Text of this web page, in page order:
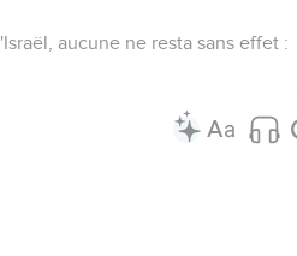
aucune ne resta sans effet :